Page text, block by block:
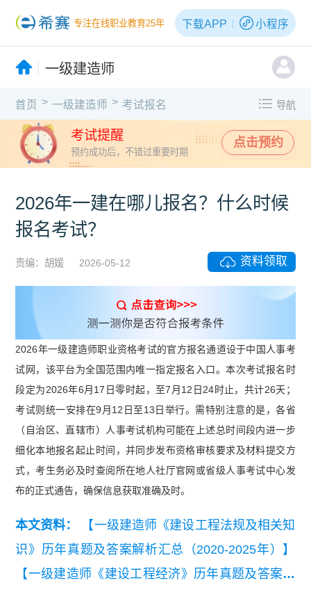
专注在线职业教育25年 下载APP 小程序
一级建造师
首页 > 一级建造师 > 考试报名 导航
考试提醒
预约成功后，不错过重要时期
点击预约
2026年一建在哪儿报名？什么时候
报名考试？
责编：胡媛 2026-05-12 资料领取
2026年一级建造师职业资格考试的官方报名通道设于中国人事考
试网，该平台为全国范围内唯一指定报名入口。本次考试报名时
段定为2026年6月17日零时起，至7月12日24时止，共计26天；
考试则统一安排在9月12日至13日举行。需特别注意的是，各省
（自治区、直辖市）人事考试机构可能在上述总时间段内进一步
细化本地报名起止时间，并同步发布资格审核要求及材料提交方
式，考生务必及时查阅所在地人社厅官网或省级人事考试中心发
布的正式通告，确保信息获取准确及时。
本文资料：
【一级建造师《建设工程法规及相关知
识》历年真题及答案解析汇总（2020-2025年）】
【一级建造师《建设工程经济》历年真题及答案解